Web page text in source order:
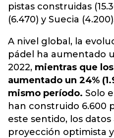
pistas construidas
(6.470) y Suecia
A nivel global, la
pádel ha aumentado
2022, mientras que
aumentado un 24%
mismo período. Solo
han construido 6.600
este sentido, los
proyección optimista